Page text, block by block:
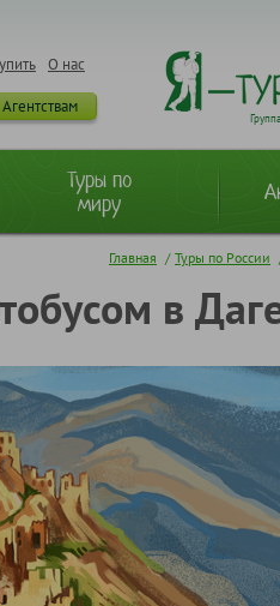
О нас
Агентствам
Туры по
миру
Главная / Туры по России
в